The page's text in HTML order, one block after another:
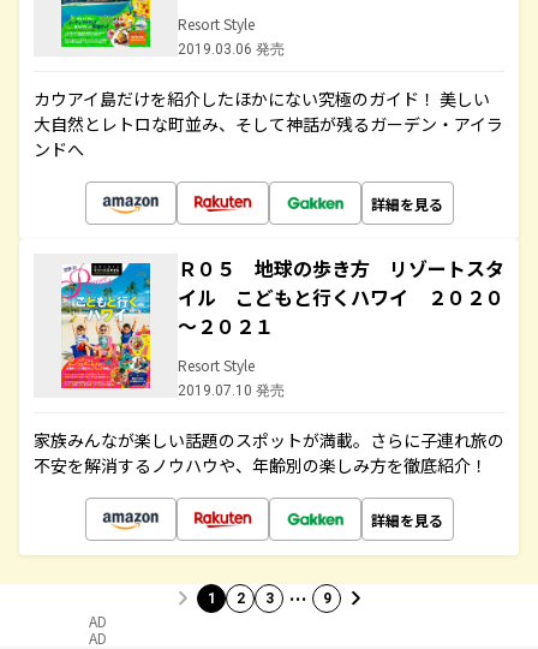
Resort Style
2019.03.06 発売
カウアイ島だけを紹介したほかにない究極のガイド！ 美しい
大自然とレトロな町並み、そして神話が残るガーデン・アイラ
ンドへ
詳細を見る
Ｒ０５ 地球の歩き方 リゾートスタ
イル こどもと行くハワイ ２０２０
～２０２１
Resort Style
2019.07.10 発売
家族みんなが楽しい話題のスポットが満載。さらに子連れ旅の
不安を解消するノウハウや、年齢別の楽しみ方を徹底紹介！
詳細を見る
1 2 3 … 9
AD
AD